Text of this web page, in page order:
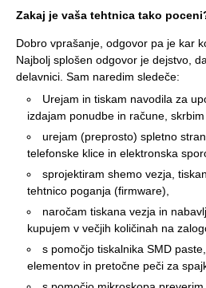
Zakaj je vaša tehtnica tako
Dobro vprašanje, odgovor pa je kar
Najbolj splošen odgovor je dejstvo,
delavnici. Sam naredim sledeče:
Urejam in tiskam navodila za
izdajam ponudbe in račune,
urejam (preprosto) spletno
telefonske klice in elektronska
sprojektiram shemo vezja,
tehtnico poganja (firmware),
naročam tiskana vezja in
kupujem v večjih količinah na
s pomočjo tiskalnika SMD
elementov in pretočne peči za